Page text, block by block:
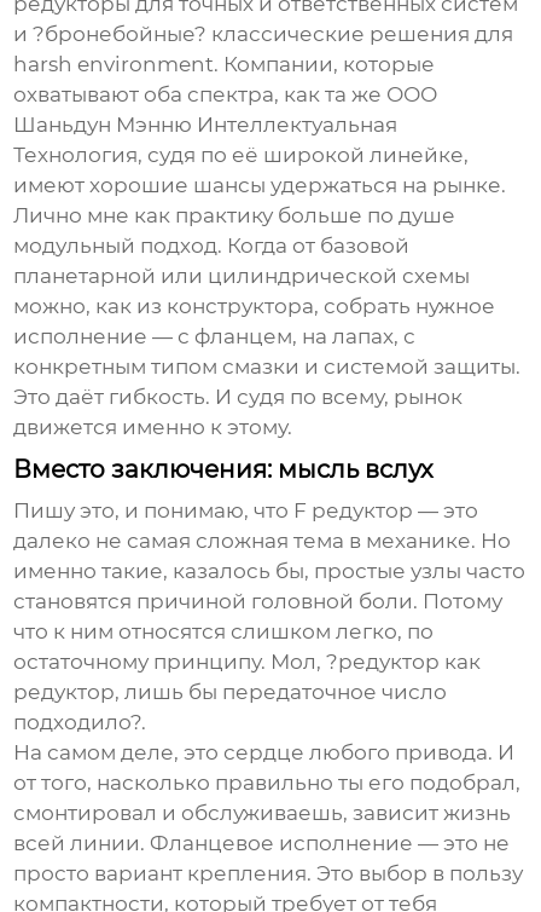
и ?бронебойные? классические решения для
harsh environment. Компании, которые
охватывают оба спектра, как та же ООО
Шаньдун Мэнню Интеллектуальная
Технология, судя по её широкой линейке,
имеют хорошие шансы удержаться на рынке.
Лично мне как практику больше по душе
модульный подход. Когда от базовой
планетарной или цилиндрической схемы
можно, как из конструктора, собрать нужное
исполнение — с фланцем, на лапах, с
конкретным типом смазки и системой защиты.
Это даёт гибкость. И судя по всему, рынок
движется именно к этому.
Вместо заключения: мысль вслух
Пишу это, и понимаю, что F редуктор — это
далеко не самая сложная тема в механике. Но
именно такие, казалось бы, простые узлы часто
становятся причиной головной боли. Потому
что к ним относятся слишком легко, по
остаточному принципу. Мол, ?редуктор как
редуктор, лишь бы передаточное число
подходило?.
На самом деле, это сердце любого привода. И
от того, насколько правильно ты его подобрал,
смонтировал и обслуживаешь, зависит жизнь
всей линии. Фланцевое исполнение — это не
просто вариант крепления. Это выбор в пользу
компактности, который требует от тебя